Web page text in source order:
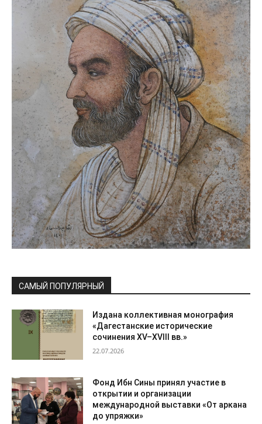
САМЫЙ ПОПУЛЯРНЫЙ
Издана коллективная монография
«Дагестанские исторические
сочинения XV–XVIII вв.»
22.07.2026
Фонд Ибн Сины принял участие в
открытии и организации
международной выставки «От аркана
до упряжки»